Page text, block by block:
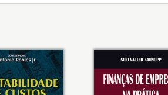
p. 105
aplicação, p. 29
das empresas, p. 159